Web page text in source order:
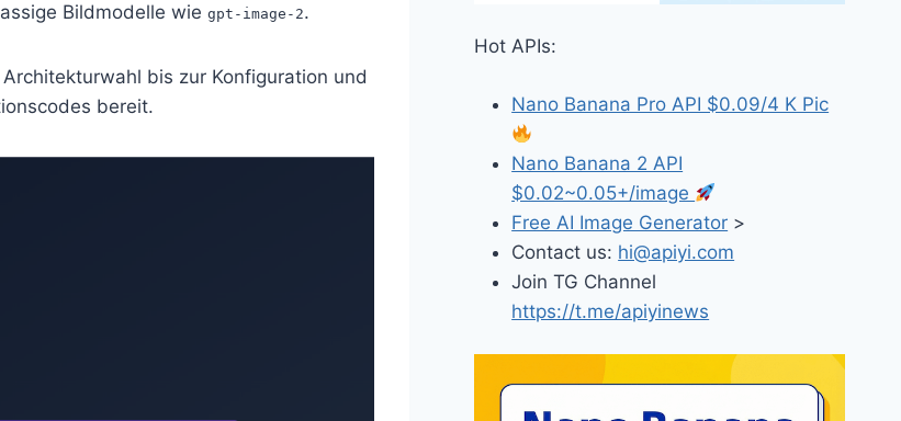
Bildmodelle wie gpt-image-2.
bis zur Konfiguration und
bereit.
Hot APIs:
Nano Banana Pro API $0.09/4 K Pic
Nano Banana 2 API
$0.02~0.05+/image
Free AI Image Generator >
Contact us: hi@apiyi.com
Join TG Channel
https://t.me/apiyinews